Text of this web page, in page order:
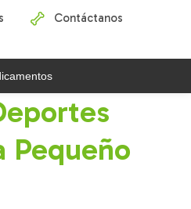
Contáctanos
Pequeño